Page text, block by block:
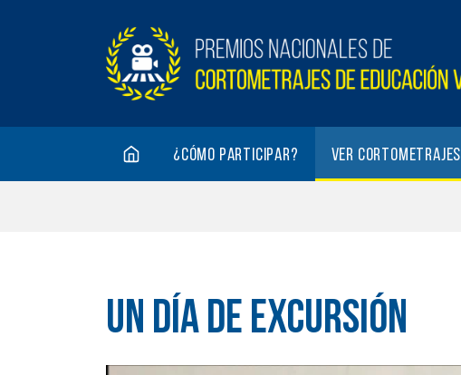
¿Cómo participar? Ver cortometrajes
UN DÍA DE EXCURSIÓN